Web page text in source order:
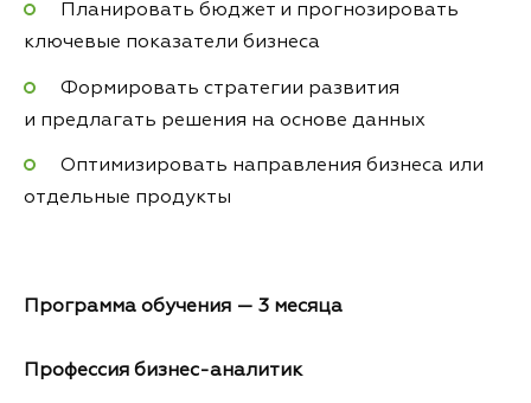
Планировать бюджет и прогнозировать
ключевые показатели бизнеса
Формировать стратегии развития
и предлагать решения на основе данных
Оптимизировать направления бизнеса или
отдельные продукты
Программа обучения — 3 месяца
Профессия бизнес-аналитик